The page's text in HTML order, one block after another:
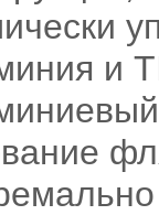
и